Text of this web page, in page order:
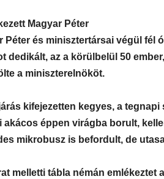
Magyar Péter
Péter és minisztertársai végül fél
dedikált, az a körülbelül 50
a miniszterelnököt.
kifejezetten kegyes, a
akácos éppen virágba borult,
mikrobusz is befordult, de
melletti tábla némán